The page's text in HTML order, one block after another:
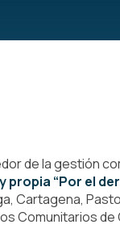
de la gestión
“Por el
Cartagena,
Comunitarios de